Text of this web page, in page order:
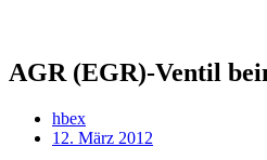
AGR (EGR)-Ventil
hbex
12. März 2012